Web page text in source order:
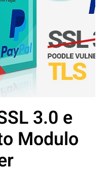
3.0 e
Modulo